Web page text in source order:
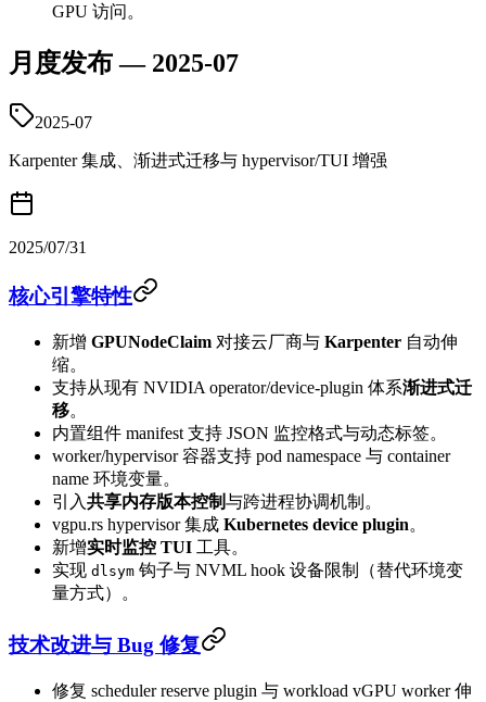
GPU 访问。
月度发布 — 2025-07
2025-07
Karpenter 集成、渐进式迁移与 hypervisor/TUI 增强
2025/07/31
核心引擎特性
新增 GPUNodeClaim 对接云厂商与 Karpenter 自动伸
缩。
支持从现有 NVIDIA operator/device-plugin 体系渐进式迁
移。
内置组件 manifest 支持 JSON 监控格式与动态标签。
worker/hypervisor 容器支持 pod namespace 与 container
name 环境变量。
引入共享内存版本控制与跨进程协调机制。
vgpu.rs hypervisor 集成 Kubernetes device plugin。
新增实时监控 TUI 工具。
实现 dlsym 钩子与 NVML hook 设备限制（替代环境变
量方式）。
技术改进与 Bug 修复
修复 scheduler reserve plugin 与 workload vGPU worker 伸